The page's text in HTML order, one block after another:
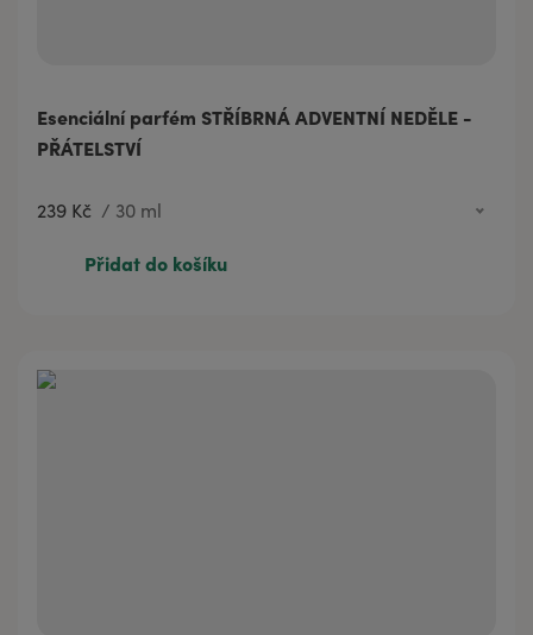
Esenciální parfém STŘÍBRNÁ ADVENTNÍ NEDĚLE -
PŘÁTELSTVÍ
239 Kč / 30 ml
Přidat do košíku